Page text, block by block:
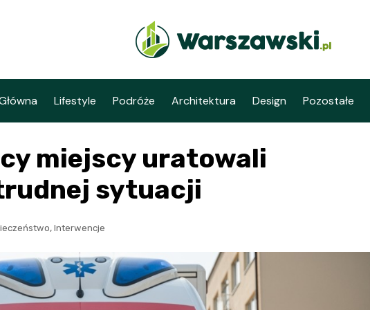
Lifestyle Podróże Architektura Design Pozostałe
miejscy uratowali
sytuacji
, Interwencje